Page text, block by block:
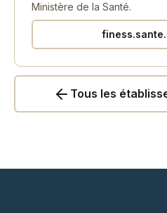
Ministère de la Santé.
Tous les